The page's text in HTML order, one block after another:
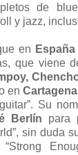
de
y jazz,
en España
que viene
en Cartagena
Su
Berlín para
sin duda
“Strong